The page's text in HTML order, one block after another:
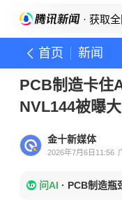
· 获取
首页 新闻
PCB制造卡住
NVL144被曝
金十新媒体
2026年7月6日11:56
问AI · PCB制造瓶